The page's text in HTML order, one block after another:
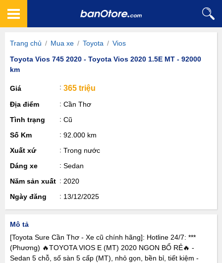
Trang chủ / Mua xe / Toyota / Vios
Toyota Vios 745 2020 - Toyota Vios 2020 1.5E MT - 92000
km
Giá 365 triệu
Địa điểm
Cần Thơ
Tình trạng
Cũ
Số Km
92.000 km
Xuất xứ
Trong nước
Dáng xe
Sedan
Năm sản xuất
2020
Ngày đăng
13/12/2025
Mô tả
[Toyota Sure Cần Thơ - Xe cũ chính hãng]: Hotline 24/7: ***
(Phương) 🔥TOYOTA VIOS E (MT) 2020 NGON BỔ RẺ🔥 -
Sedan 5 chỗ, số sàn 5 cấp (MT), nhỏ gọn, bền bỉ, tiết kiệm -